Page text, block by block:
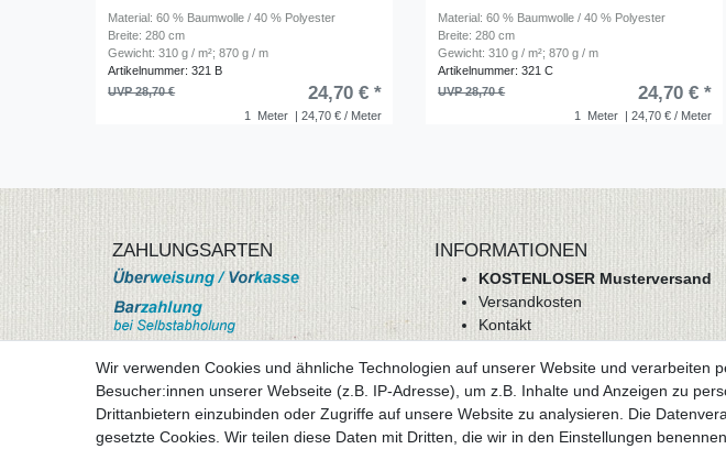
Material: 60 % Baumwolle / 40 % Polyester
Breite: 280 cm
Gewicht: 310 g / m²; 870 g / m
Artikelnummer: 321 B
1 Meter | 24,70 € / Meter
UVP 28,70 € 24,70 € *
Material: 60 % Baumwolle / 40 % Polyester
Breite: 280 cm
Gewicht: 310 g / m²; 870 g / m
Artikelnummer: 321 C
1 Meter | 24,70 € / Meter
UVP 28,70 € 24,70 € *
ZAHLUNGSARTEN
mehr Informationen
INFORMATIONEN
KOSTENLOSER Musterversand
Versandkosten
Kontakt
AGB
Datenschutz
Impressum
Wir verwenden Cookies und ähnliche Technologien auf unserer Website und verarbeiten
Besucher:innen unserer Webseite (z.B. IP-Adresse), um z.B. Inhalte und Anzeigen zu
Drittanbietern einzubinden oder Zugriffe auf unsere Website zu analysieren. Die
gesetzte Cookies. Wir teilen diese Daten mit Dritten, die wir in den Einstellungen benennen.